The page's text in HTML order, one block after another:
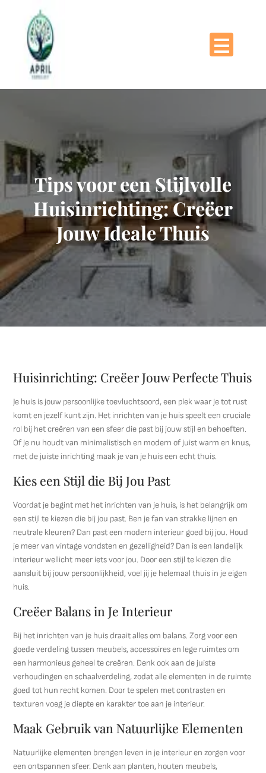
Tips voor een Stijlvolle
Huisinrichting: Creëer
Jouw Ideale Thuis
Huisinrichting: Creëer Jouw Perfecte Thuis
Je huis is jouw persoonlijke toevluchtsoord, een plek waar je tot rust
komt en jezelf kunt zijn. Het inrichten van je huis speelt een cruciale
rol bij het creëren van een sfeer die past bij jouw stijl en behoeften.
Of je nu houdt van minimalistisch en modern of juist warm en knus,
met de juiste inrichting maak je van je huis een echt thuis.
Kies een Stijl die Bij Jou Past
Voordat je begint met het inrichten van je huis, is het belangrijk om
een stijl te kiezen die bij jou past. Ben je fan van strakke lijnen en
neutrale kleuren? Dan past een modern interieur goed bij jou. Houd
je meer van vintage vondsten en gezelligheid? Dan is een landelijk
interieur wellicht meer iets voor jou. Door een stijl te kiezen die
aansluit bij jouw persoonlijkheid, voel jij je helemaal thuis in je eigen
huis.
Creëer Balans in Je Interieur
Bij het inrichten van je huis draait alles om balans. Zorg voor een
goede verdeling tussen meubels, accessoires en lege ruimtes om
een harmonieus geheel te creëren. Denk ook aan de juiste
verhoudingen en schaalverdeling, zodat alle elementen in de ruimte
goed tot hun recht komen. Door te spelen met contrasten en
texturen voeg je diepte en karakter toe aan je interieur.
Maak Gebruik van Natuurlijke Elementen
Natuurlijke elementen brengen leven in je interieur en zorgen voor
een ontspannen sfeer. Denk aan planten, houten meubels,